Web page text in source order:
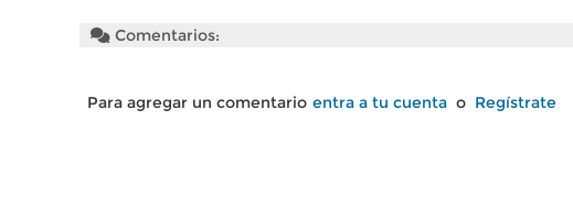
Comentarios:
Para agregar un comentario entra a tu cuenta o Regístrate